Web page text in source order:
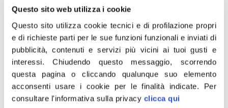
Questo sito web utilizza i cookie
Questo sito utilizza cookie tecnici e di profilazione propri
e di richieste parti per le sue funzioni funzionali e inviati di
pubblicità, contenuti e servizi più vicini ai tuoi gusti e
interessi.Chiudendo questo messaggio, scorrendo
questa pagina o cliccando qualunque suo elemento
acconsenti usare i cookie per le finalità indicate. Per
consultare l'informativa sulla privacy clicca qui
numerosi vantaggi a partner stranieri danneggiando le
imprese italiane. Abbiamo assistito alla perdita del
controllo pubblico su aziende fondamentali e
strategiche, prima fra tutte Bankitalia. Fratelli d’Italia ha
come priorità la tutela del sistema economico nazionale
e dei risparmi degli italiani. La nostra mozione a prima
firma Giorgia Meloni punta ad accompagnare
l’autonomia di Borsa italiana, la tutela degli investimenti
italiani delle Pmi, puntando sull’innovazione tecnologica
ed enfatizzando il ruolo dell’Italia nel sistema finanziario